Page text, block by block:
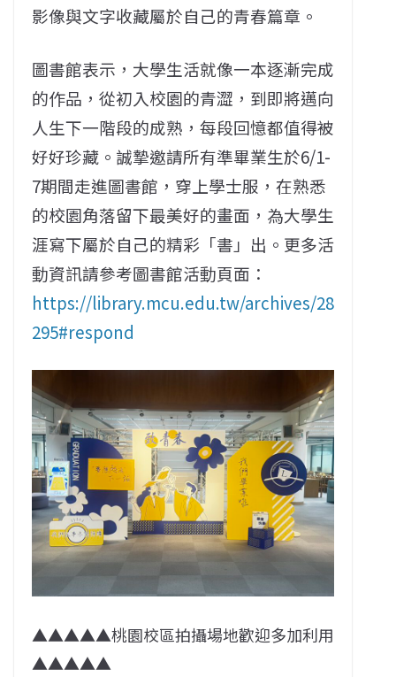
影像與文字收藏屬於自己的青春篇章。
圖書館表示，大學生活就像一本逐漸完成
的作品，從初入校園的青澀，到即將邁向
人生下一階段的成熟，每段回憶都值得被
好好珍藏。誠摯邀請所有準畢業生於6/1-
7期間走進圖書館，穿上學士服，在熟悉
的校園角落留下最美好的畫面，為大學生
涯寫下屬於自己的精彩「書」出。更多活
動資訊請參考圖書館活動頁面：
https://library.mcu.edu.tw/archives/28
295#respond
▲▲▲▲▲桃園校區拍攝場地歡迎多加利用
▲▲▲▲▲